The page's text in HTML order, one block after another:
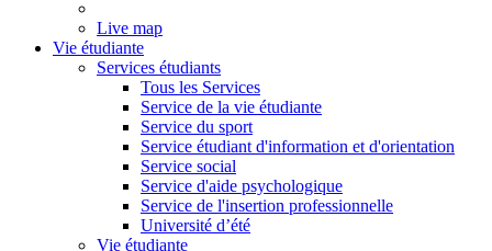
Live map
Vie étudiante
Services étudiants
Tous les Services
Service de la vie étudiante
Service du sport
Service étudiant d'information et d'orientation
Service social
Service d'aide psychologique
Service de l'insertion professionnelle
Université d’été
Vie étudiante